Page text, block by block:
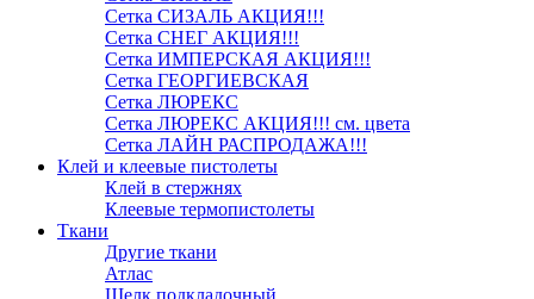
Сетка СИЗАЛЬ АКЦИЯ!!!
Сетка СНЕГ АКЦИЯ!!!
Сетка ИМПЕРСКАЯ АКЦИЯ!!!
Сетка ГЕОРГИЕВСКАЯ
Сетка ЛЮРЕКС
Сетка ЛЮРЕКС АКЦИЯ!!! см. цвета
Сетка ЛАЙН РАСПРОДАЖА!!!
Клей и клеевые пистолеты
Клей в стержнях
Клеевые термопистолеты
Ткани
Другие ткани
Атлас
Шелк подкладочный